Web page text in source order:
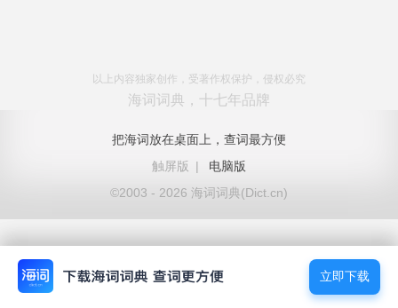
以上内容独家创作，受著作权保护，侵权必究
海词词典，十七年品牌
把海词放在桌面上，查词最方便
触屏版
|
电脑版
©2003 - 2026 海词词典(Dict.cn)
立即下载
立即下载